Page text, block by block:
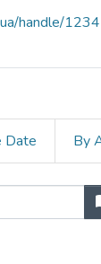
handle/
Date By